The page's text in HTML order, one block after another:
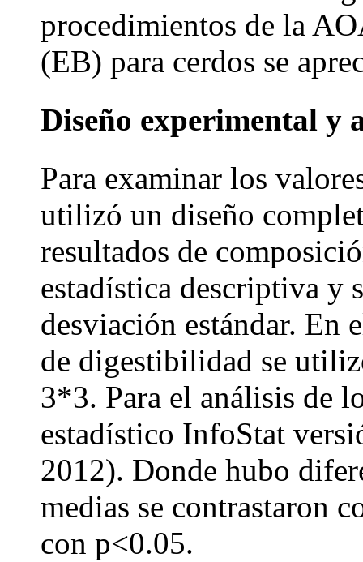
procedimientos de la
(EB) para cerdos se
Diseño experimental y
Para examinar los
utilizó un diseño
resultados de
estadística descriptiva y
desviación estándar. En
de digestibilidad se
3*3. Para el análisis de
estadístico InfoStat
2012). Donde hubo
medias se contrastaron
con p<0.05.